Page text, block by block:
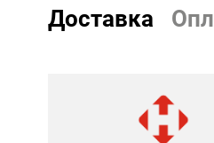
Доставка